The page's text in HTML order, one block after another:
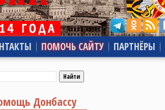
ПОМОЧЬ САЙТУ ПАРТНЁРЫ
Донбассу